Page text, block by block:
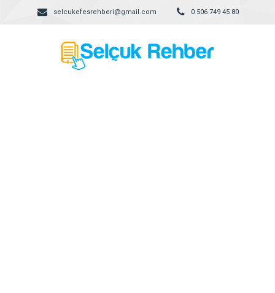
selcukefesrehberi@gmail.com 0 506 749 45 80